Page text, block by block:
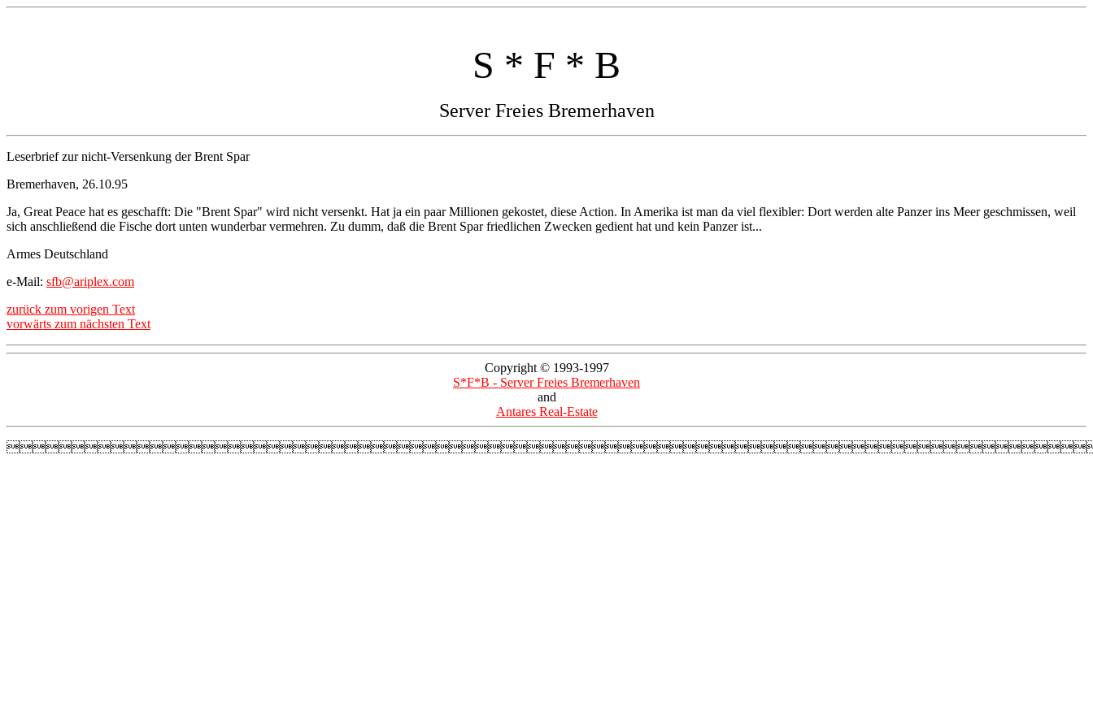
S * F * B
Server Freies Bremerhaven
Leserbrief zur nicht-Versenkung der Brent Spar
Bremerhaven, 26.10.95
Ja, Great Peace hat es geschafft: Die "Brent Spar" wird nicht versenkt. Hat ja ein paar Millionen gekostet, diese Action. In Amerika ist man da viel flexibler: Dort werden alte Panzer ins Meer geschmissen, weil
sich anschließend die Fische dort unten wunderbar vermehren. Zu dumm, daß die Brent Spar friedlichen Zwecken gedient hat und kein Panzer ist...
Armes Deutschland
e-Mail: sfb@ariplex.com
zurück zum vorigen Text
vorwärts zum nächsten Text
Copyright © 1993-1997
S*F*B - Server Freies Bremerhaven
and
Antares Real-Estate